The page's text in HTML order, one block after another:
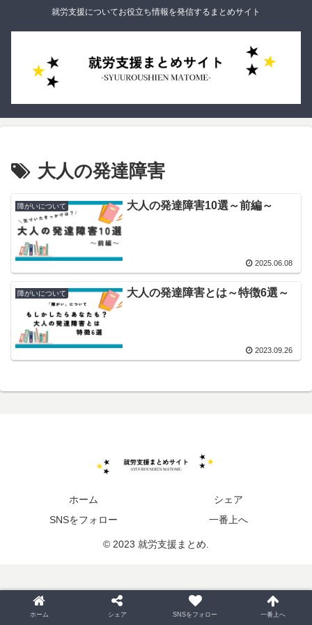
就労支援についてお役立ち情報を発信するまとめサイト
大人の発達障害
障がいについて 大人の発達障害10選～前編～
2025.06.08
障がいについて 大人の発達障害とは～特徴6選～
2023.09.26
ホーム
シェア
SNSをフォロー
一番上へ
© 2023 就労支援まとめ.
ホーム シェア SNSをフォロー 一番上へ